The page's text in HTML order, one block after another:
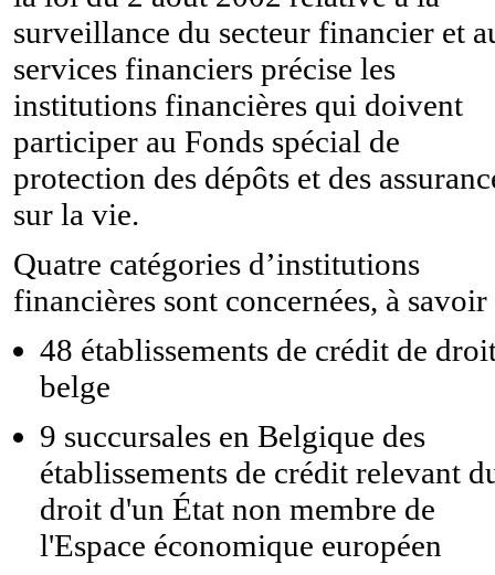
surveillance du secteur financier et
services financiers précise les
institutions financières qui doivent
participer au Fonds spécial de
protection des dépôts et des
sur la vie.
Quatre catégories d’institutions
financières sont concernées, à savoir
48 établissements de crédit de
belge
9 succursales en Belgique des
établissements de crédit relevant
droit d'un État non membre de
l'Espace économique européen